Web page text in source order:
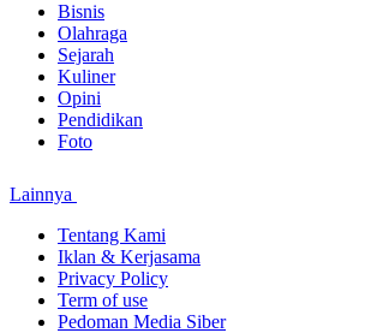
Bisnis
Olahraga
Sejarah
Kuliner
Opini
Pendidikan
Foto
Lainnya
Tentang Kami
Iklan & Kerjasama
Privacy Policy
Term of use
Pedoman Media Siber